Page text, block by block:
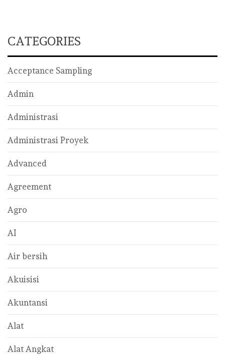
CATEGORIES
Acceptance Sampling
Admin
Administrasi
Administrasi Proyek
Advanced
Agreement
Agro
AI
Air bersih
Akuisisi
Akuntansi
Alat
Alat Angkat